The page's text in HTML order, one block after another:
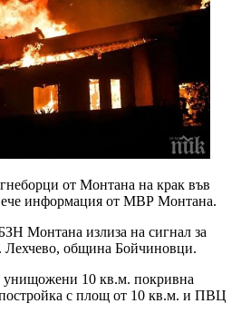
от Монтана на крак във
информация от МВР Монтана.
Монтана излиза на сигнал за
Лехчево, община Бойчиновци.
унищожени 10 кв.м. покривна
с площ от 10 кв.м. и ПВЦ